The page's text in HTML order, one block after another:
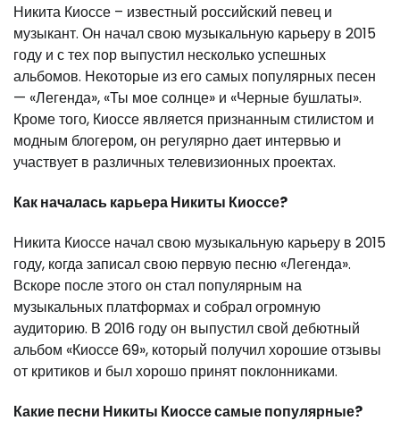
Никита Киоссе – известный российский певец и
музыкант. Он начал свою музыкальную карьеру в 2015
году и с тех пор выпустил несколько успешных
альбомов. Некоторые из его самых популярных песен
— «Легенда», «Ты мое солнце» и «Черные бушлаты».
Кроме того, Киоссе является признанным стилистом и
модным блогером, он регулярно дает интервью и
участвует в различных телевизионных проектах.
Как началась карьера Никиты Киоссе?
Никита Киоссе начал свою музыкальную карьеру в 2015
году, когда записал свою первую песню «Легенда».
Вскоре после этого он стал популярным на
музыкальных платформах и собрал огромную
аудиторию. В 2016 году он выпустил свой дебютный
альбом «Киоссе 69», который получил хорошие отзывы
от критиков и был хорошо принят поклонниками.
Какие песни Никиты Киоссе самые популярные?